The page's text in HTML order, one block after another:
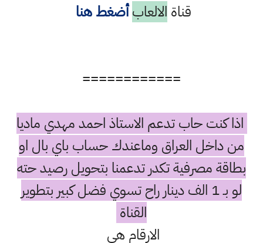
قناة الالعاب أضغط هنا
============
اذا كنت حاب تدعم الاستاذ احمد مهدي ماديا
من داخل العراق وماعندك حساب باي بال او
بطاقة مصرفية تكدر تدعمنا بتحويل رصيد حته
لو بـ 1 الف دينار راح تسوي فضل كبير بتطوير
القناة
الارقام هي